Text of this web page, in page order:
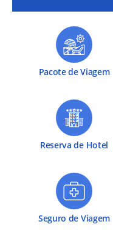
Pacote de Viagem
Reserva de Hotel
Seguro de Viagem